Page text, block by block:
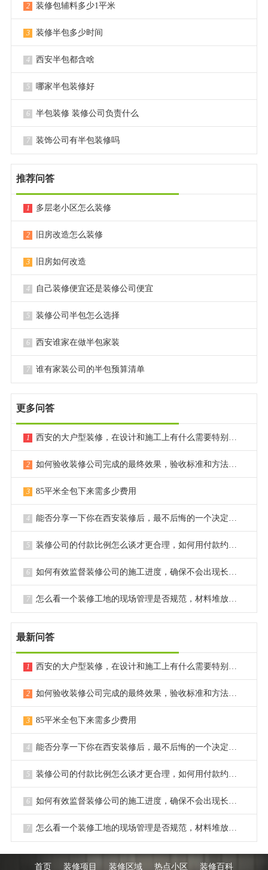
2 装修包辅料多少1平米
3 装修半包多少时间
4 西安半包都含啥
5 哪家半包装修好
6 半包装修 装修公司负责什么
7 装饰公司有半包装修吗
推荐问答
1 多层老小区怎么装修
2 旧房改造怎么装修
3 旧房如何改造
4 自己装修便宜还是装修公司便宜
5 装修公司半包怎么选择
6 西安谁家在做半包家装
7 谁有家装公司的半包预算清单
更多问答
1 西安的大户型装修，在设计和施工上有什么需要特别注意的点？
2 如何验收装修公司完成的最终效果，验收标准和方法是什么？
3 85平米全包下来需多少费用
4 能否分享一下你在西安装修后，最不后悔的一个决定或选择？
5 装修公司的付款比例怎么谈才更合理，如何用付款约束对方？
6 如何有效监督装修公司的施工进度，确保不会出现长时间拖延？
7 怎么看一个装修工地的现场管理是否规范，材料堆放是否整齐？
最新问答
1 西安的大户型装修，在设计和施工上有什么需要特别注意的点？
2 如何验收装修公司完成的最终效果，验收标准和方法是什么？
3 85平米全包下来需多少费用
4 能否分享一下你在西安装修后，最不后悔的一个决定或选择？
5 装修公司的付款比例怎么谈才更合理，如何用付款约束对方？
6 如何有效监督装修公司的施工进度，确保不会出现长时间拖延？
7 怎么看一个装修工地的现场管理是否规范，材料堆放是否整齐？
首页 装修项目 装修区域 热点小区 装修百科